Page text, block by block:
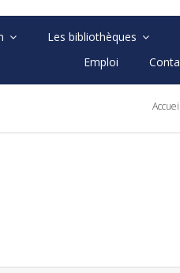
Les bibliothèques
Emploi
Accueil